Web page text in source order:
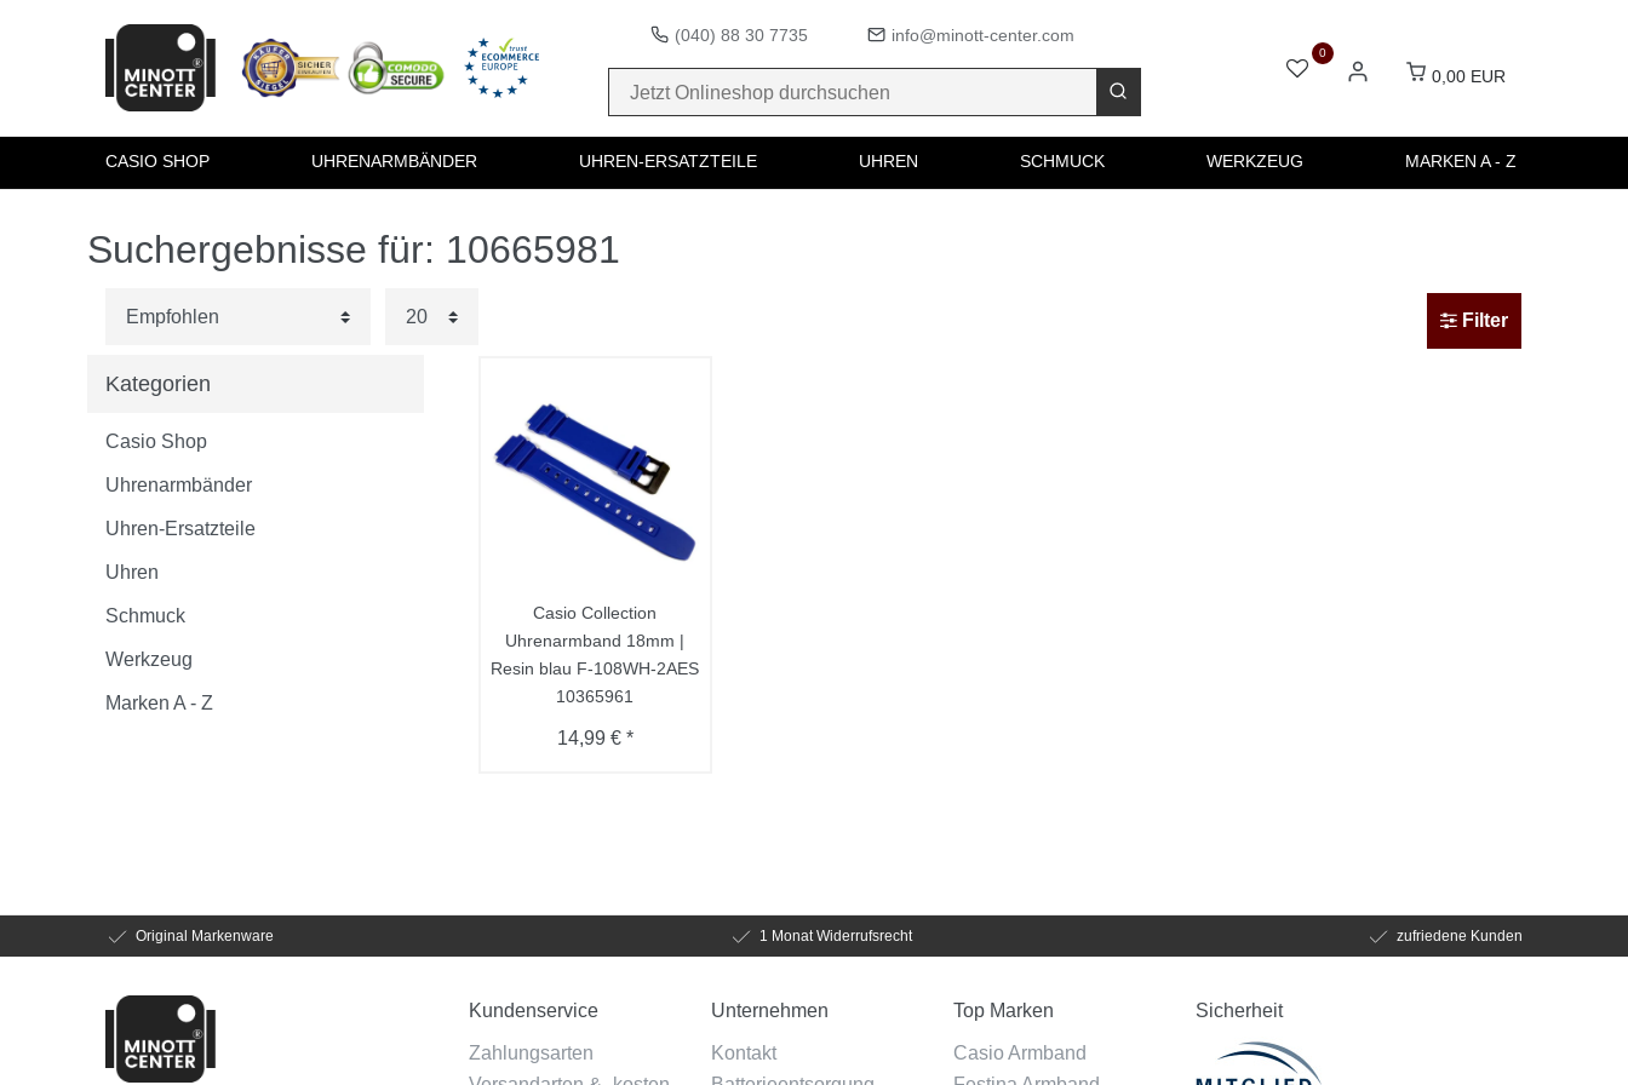
(040) 88 30 7735 info@minott-center.com
0
0,00 EUR
CASIO SHOP UHRENARMBÄNDER UHREN-ERSATZTEILE UHREN SCHMUCK WERKZEUG MARKEN A - Z
Suchergebnisse für: 10665981
Filter
Kategorien
Casio Shop
Uhrenarmbänder
Uhren-Ersatzteile
Uhren
Schmuck
Werkzeug
Marken A - Z
Casio Collection
Uhrenarmband 18mm |
Resin blau F-108WH-2AES
10365961
14,99 € *
Original Markenware 1 Monat Widerrufsrecht zufriedene Kunden
Kundenservice
Zahlungsarten
Unternehmen
Kontakt
Top Marken
Casio Armband
Sicherheit